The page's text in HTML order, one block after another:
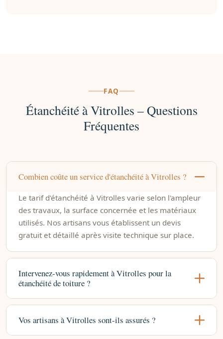
FAQ
Étanchéité à Vitrolles – Questions
Fréquentes
Combien coûte un service d'étanchéité à Vitrolles ?
Le tarif d'étanchéité à Vitrolles varie selon l'ampleur
des travaux, la surface concernée et les matériaux
utilisés. Nos artisans vous établissent un devis
gratuit et détaillé après visite technique sur place.
Intervenez-vous rapidement à Vitrolles pour la
étanchéité de toiture ?
Vos artisans à Vitrolles sont-ils assurés ?